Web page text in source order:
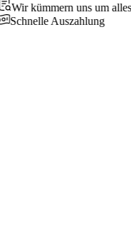
Wir kümmern uns um alles
Schnelle Auszahlung